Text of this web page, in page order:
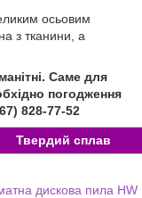
осьовим
з тканини, а
Саме для
погодження
828-77-52
Твердий сплав
дискова пила HW